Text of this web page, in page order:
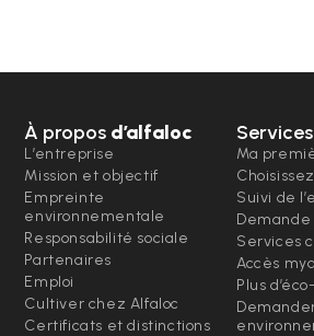
À propos d’alfaloc
L’entreprise
Mission et objectif
Empreinte
environnementale
Responsabilité sociale
Partenaires
Emploi
Cultiver chez Alfaloc
Certificats et distinctions
Ma
Suivi de
Services
Accès
Plus